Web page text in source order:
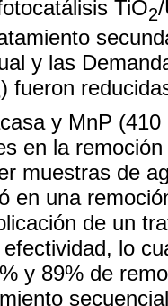
TiO2
y las
) fueron
y MnP (410
en la
muestras de
en una
de un
lo
y 89% de